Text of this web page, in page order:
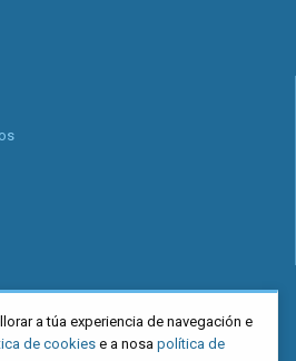
a túa experiencia de navegación e
de cookiese a nosa política de